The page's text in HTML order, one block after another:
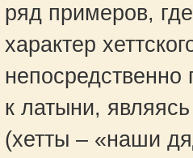
ряд примеров,
характер
непосредственно
к латыни,
(хетты – «наши